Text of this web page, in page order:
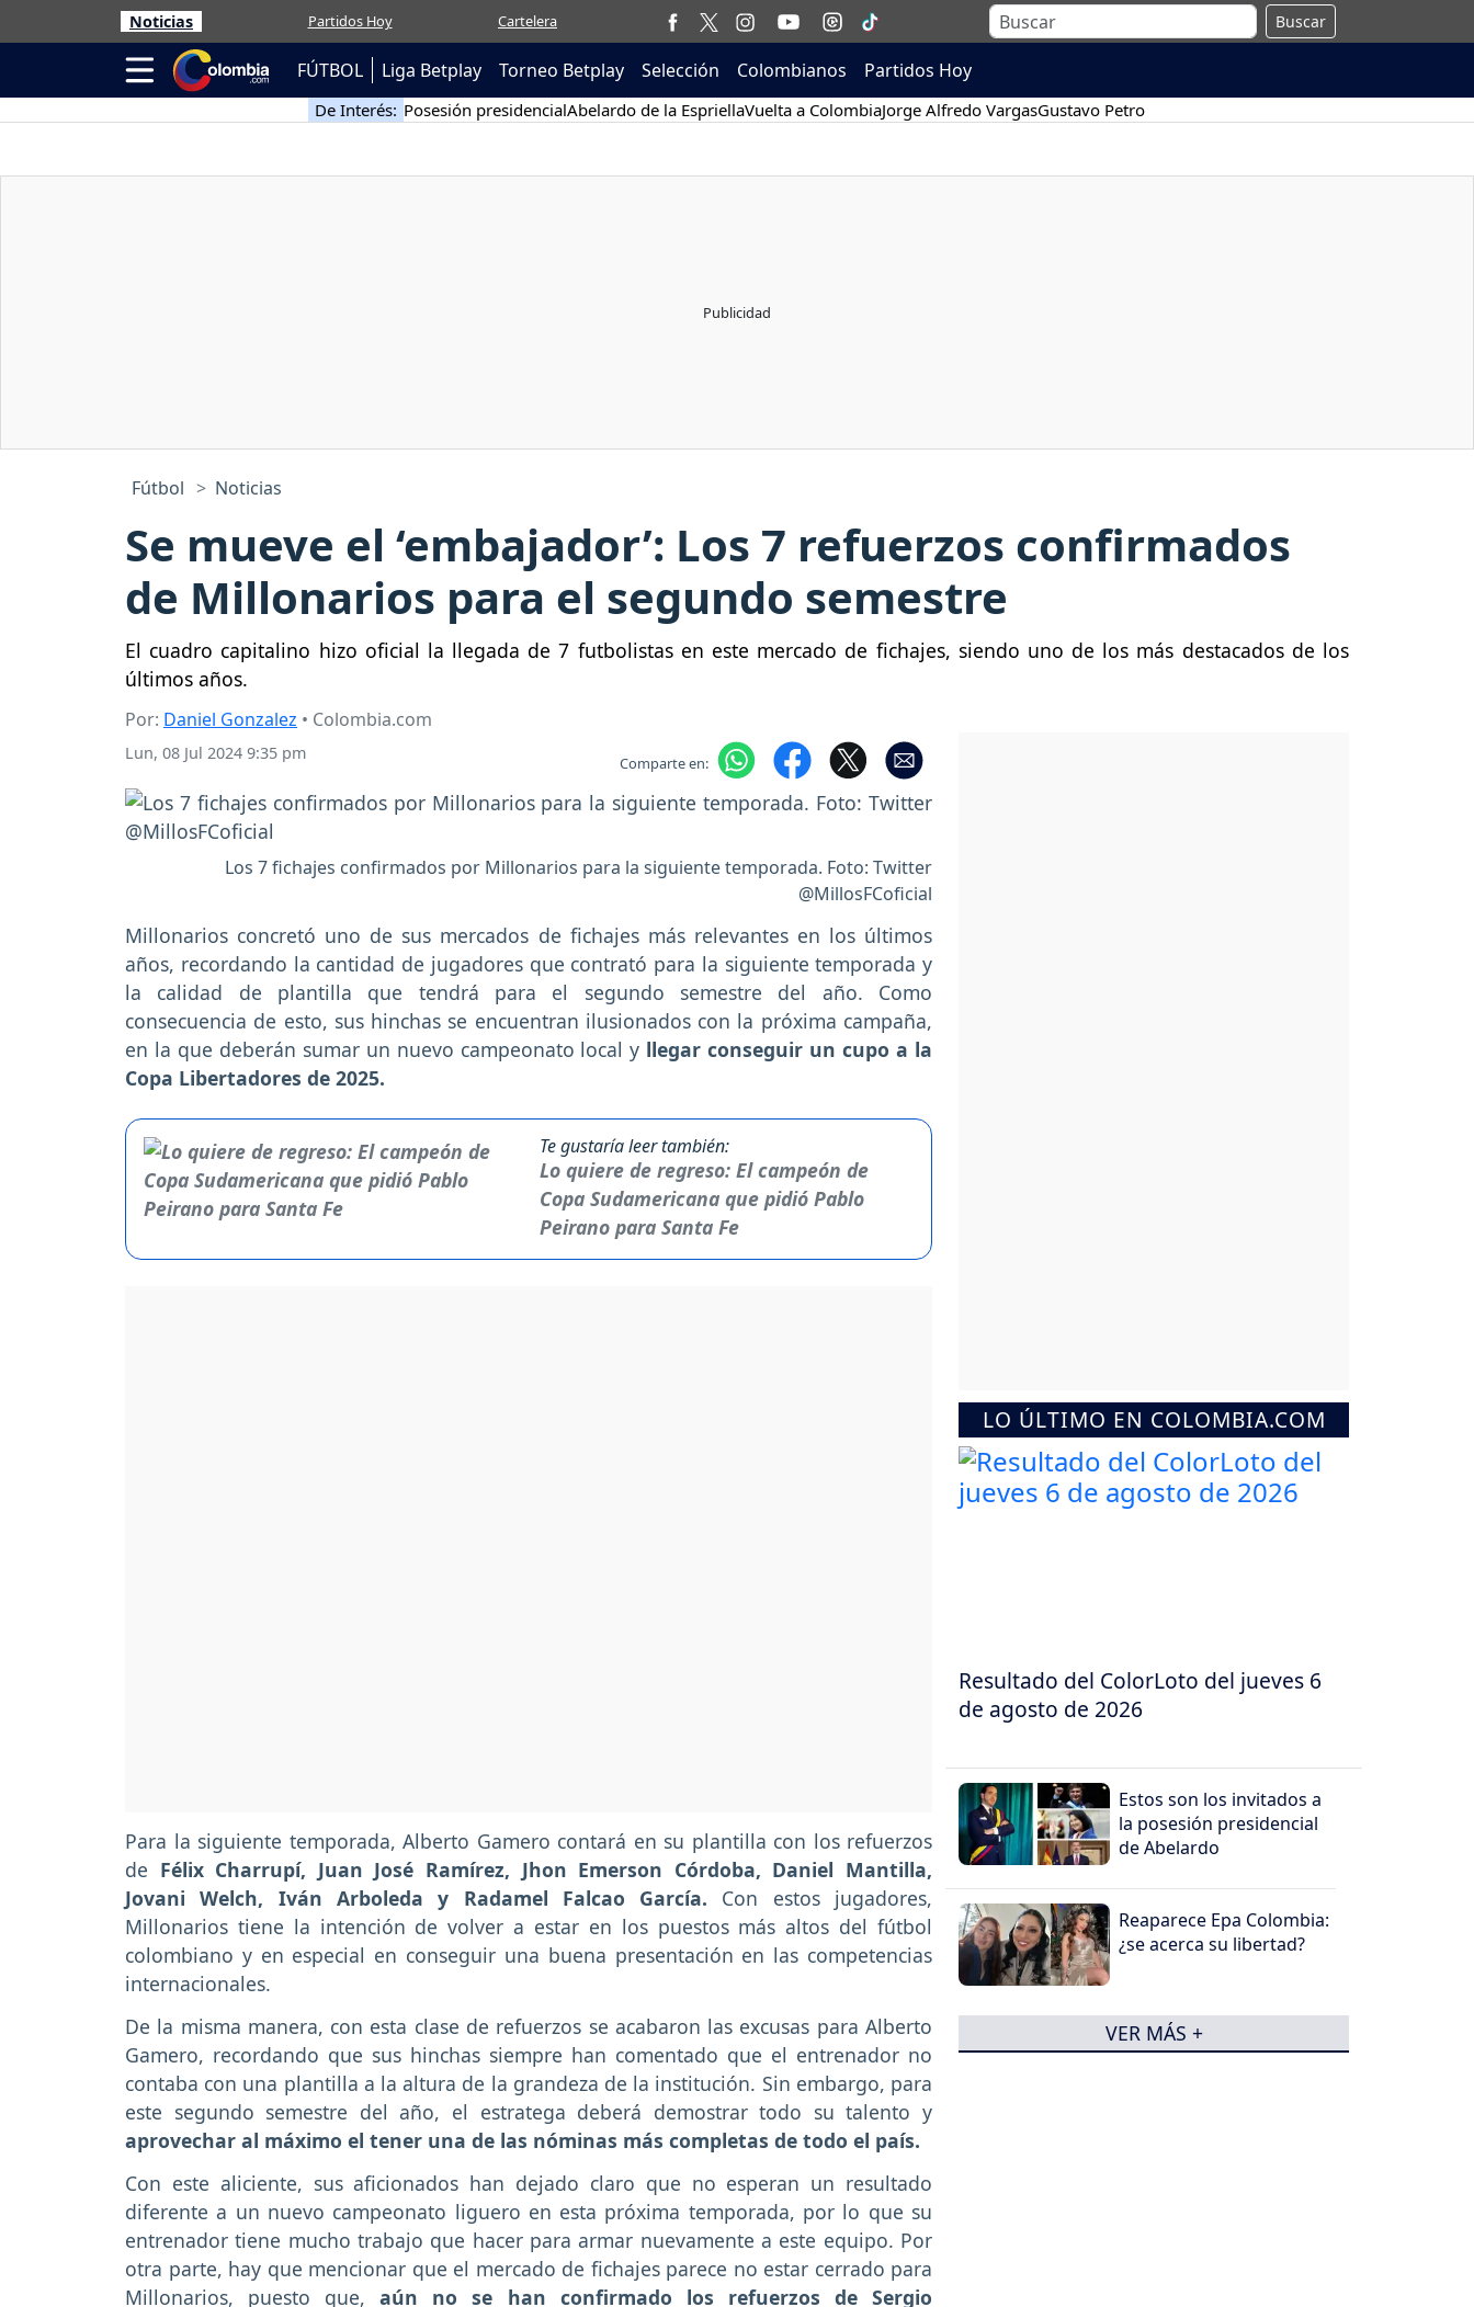
Noticias Partidos Hoy Cartelera Buscar
FÚTBOL Liga Betplay Torneo Betplay Selección Colombianos Partidos Hoy
De Interés: Posesión presidencialAbelardo de la EspriellaVuelta a ColombiaJorge Alfredo VargasGustavo Petro
Fútbol Noticias
Se mueve el ‘embajador’: Los 7 refuerzos confirmados
de Millonarios para el segundo semestre
El cuadro capitalino hizo oficial la llegada de 7 futbolistas en este mercado de fichajes, siendo uno de los más destacados de los
últimos años.
Por: Daniel Gonzalez • Colombia.com
Lun, 08 Jul 2024 9:35 pm Comparte en:
Los 7 fichajes confirmados por Millonarios para la siguiente temporada. Foto: Twitter
@MillosFCoficial
Millonarios concretó uno de sus mercados de fichajes más relevantes en los últimos
años, recordando la cantidad de jugadores que contrató para la siguiente temporada y
la calidad de plantilla que tendrá para el segundo semestre del año. Como
consecuencia de esto, sus hinchas se encuentran ilusionados con la próxima campaña,
en la que deberán sumar un nuevo campeonato local y llegar conseguir un cupo a la
Copa Libertadores de 2025.
Te gustaría leer también:
Lo quiere de regreso: El campeón de
Copa Sudamericana que pidió Pablo
Peirano para Santa Fe
Para la siguiente temporada, Alberto Gamero contará en su plantilla con los refuerzos
de Félix Charrupí, Juan José Ramírez, Jhon Emerson Córdoba, Daniel Mantilla,
Jovani Welch, Iván Arboleda y Radamel Falcao García. Con estos jugadores,
Millonarios tiene la intención de volver a estar en los puestos más altos del fútbol
colombiano y en especial en conseguir una buena presentación en las competencias
internacionales.
De la misma manera, con esta clase de refuerzos se acabaron las excusas para Alberto
Gamero, recordando que sus hinchas siempre han comentado que el entrenador no
contaba con una plantilla a la altura de la grandeza de la institución. Sin embargo, para
este segundo semestre del año, el estratega deberá demostrar todo su talento y
aprovechar al máximo el tener una de las nóminas más completas de todo el país.
Con este aliciente, sus aficionados han dejado claro que no esperan un resultado
diferente a un nuevo campeonato liguero en esta próxima temporada, por lo que su
entrenador tiene mucho trabajo que hacer para armar nuevamente a este equipo. Por
otra parte, hay que mencionar que el mercado de fichajes parece no estar cerrado para
Millonarios, puesto que,aún no se han confirmado los refuerzos de Sergio
LO ÚLTIMO EN COLOMBIA.COM
Resultado del ColorLoto del jueves 6
de agosto de 2026
Estos son los invitados a
la posesión presidencial
de Abelardo
Reaparece Epa Colombia:
¿se acerca su libertad?
VER MÁS +